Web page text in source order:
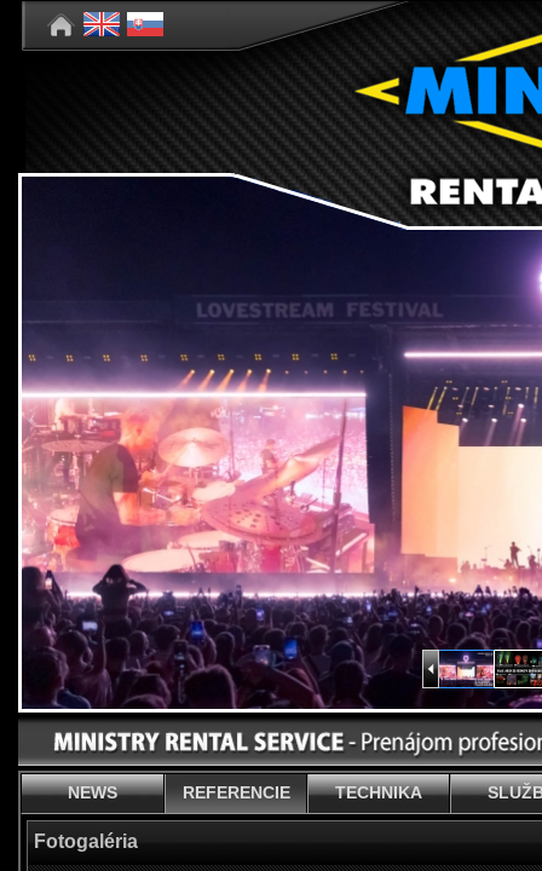
NEWS REFERENCIE TECHNIKA
Fotogaléria